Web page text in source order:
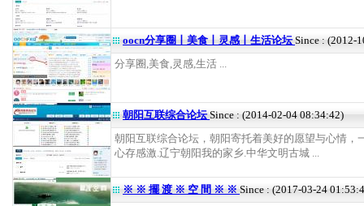
oocn分享圈丨美食丨灵感丨生活论坛Since : (2012-
分享圈,美食,灵感,生活 ...
朝阳互联综合论坛Since : (2014-02-04 08:34:42)
朝阳互联综合论坛，朝阳寄托着美好的愿望与心情，
心存感激.辽宁朝阳我的家乡.中华文明古城 ...
※ ※ 擺 渡 ※ 空 間 ※ ※ Since : (2017-03-24